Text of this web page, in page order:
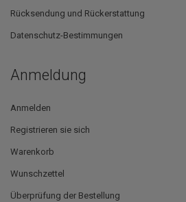
Rücksendung und Rückerstattung
Datenschutz-Bestimmungen
Anmeldung
Anmelden
Registrieren sie sich
Warenkorb
Wunschzettel
Überprüfung der Bestellung